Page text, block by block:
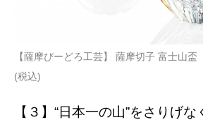
【薩摩びーどろ工芸】 薩摩切子 富士山
(税込)
【３】“日本一の山”をさりげな